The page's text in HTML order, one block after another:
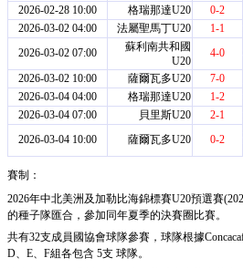
2026-02-28 10:00
格瑞那達U20 0-2
2026-03-02 04:00
法屬聖馬丁U20 1-1
2026-03-02 07:00
蘇利南共和國
U20
4-0
2026-03-02 10:00
薩爾瓦多U20 7-0
2026-03-04 04:00
格瑞那達U20 1-2
2026-03-04 07:00
貝里斯U20 2-1
2026-03-04 10:00
薩爾瓦多U20 0-2
賽制：
2026年中北美洲及加勒比海錦標賽U20預選賽
的種子隊匯合，參加同年夏季的決賽圈比賽。
共有32支成員國協會球隊參賽，球隊根據
D、E、F組各包含 5支 球隊。